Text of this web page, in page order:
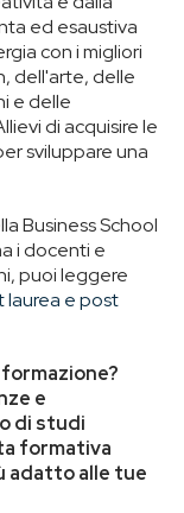
ed esaustiva
con i migliori
dell'arte, delle
e delle
di acquisire le
sviluppare una
Business School
i docenti e
puoi leggere
laurea e post
e
di studi
formativa
adatto alle tue